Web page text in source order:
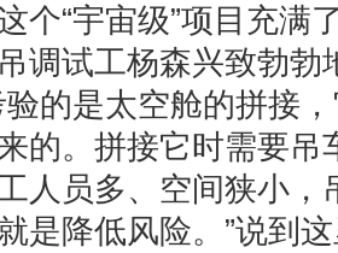
个“宇宙级”项目充
调试工杨森兴致勃勃
验的是太空舱的拼接
的。拼接它时需要吊
人员多、空间狭小，
是降低风险。”说到